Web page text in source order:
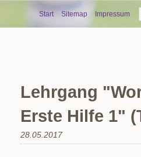
Skip
navigation
Start Sitemap Impressum
Lehrgang
Erste Hilfe 1"
28.05.2017